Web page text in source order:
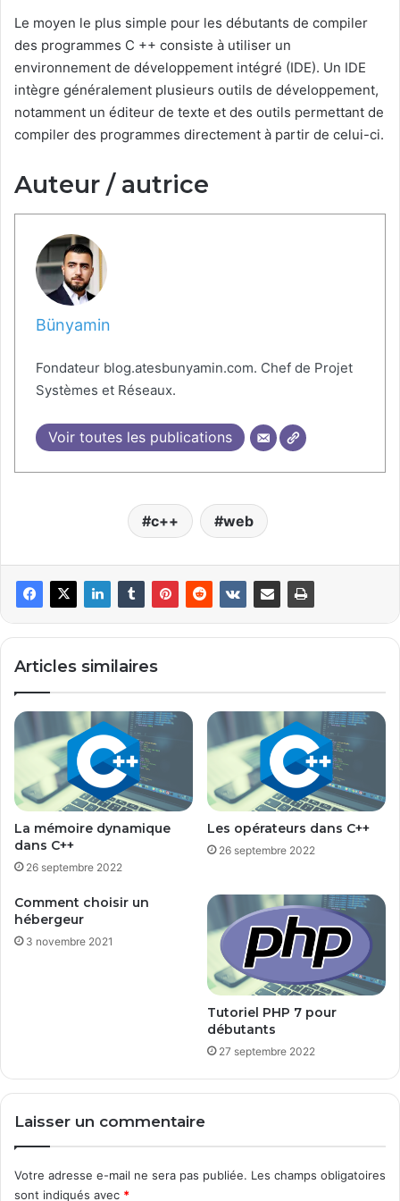
Le moyen le plus simple pour les débutants de compiler
des programmes C ++ consiste à utiliser un
environnement de développement intégré (IDE). Un IDE
intègre généralement plusieurs outils de développement,
notamment un éditeur de texte et des outils permettant de
compiler des programmes directement à partir de celui-ci.
Auteur / autrice
Bünyamin
Fondateur blog.atesbunyamin.com. Chef de Projet
Systèmes et Réseaux.
Voir toutes les publications
c++ web
Articles similaires
La mémoire dynamique
dans C++
26 septembre 2022
Les opérateurs dans C++
26 septembre 2022
Comment choisir un
hébergeur
3 novembre 2021
Tutoriel PHP 7 pour
débutants
27 septembre 2022
Laisser un commentaire
Votre adresse e-mail ne sera pas publiée. Les champs obligatoires
sont indiqués avec *